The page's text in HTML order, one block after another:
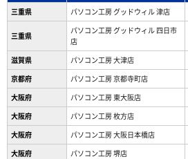
三重県
パソコン工房 グッドウィル 津店
三重県
パソコン工房 グッドウィル 四日市
店
滋賀県 パソコン工房 大津店
京都府
パソコン工房 京都寺町店
大阪府
パソコン工房 東大阪店
大阪府
パソコン工房 枚方店
大阪府
パソコン工房 大阪日本橋店
大阪府
パソコン工房 堺店